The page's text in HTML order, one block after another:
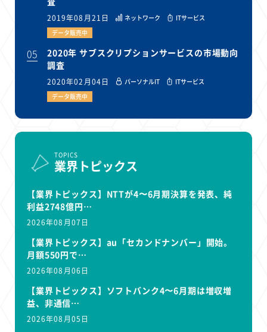
2019年08月21日 ネットワーク
ITサービス
データ販売中
05
2020年 サブスクリプションサービスの市場動向
調査
2020年02月04日 パーソナルIT
ITサービス
データ販売中
TOPICS
業界トピックス
【業界トピックス】NTTが4〜6月期決算を発表、純
利益2748億円…
2026年08月07日
【業界トピックス】au「セカンドナンバー」開始。
月額550円で…
2026年08月06日
【業界トピックス】ソフトバンク4〜6月期は増収増
益、非通信…
2026年08月05日